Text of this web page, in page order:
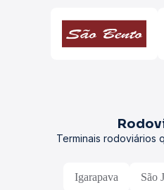
Terminais rodoviários
Igarapava São